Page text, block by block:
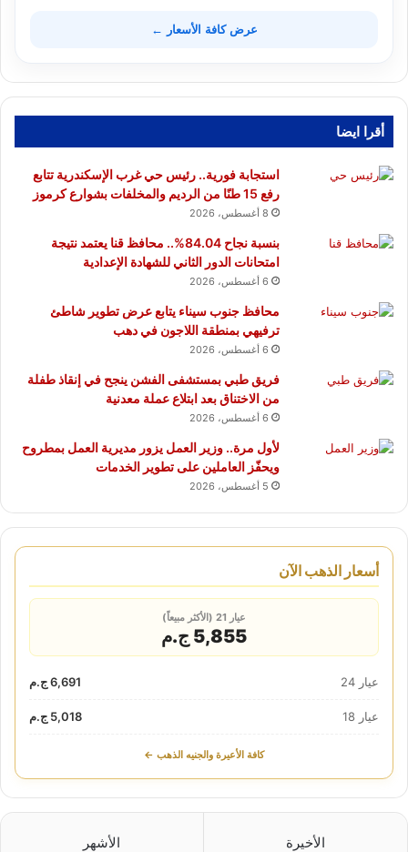
عرض كافة الأسعار ←
أقرا ايضا
استجابة فورية.. رئيس حي غرب الإسكندرية تتابع
رفع 15 طنًا من الرديم والمخلفات بشوارع كرموز
8 أغسطس، 2026
بنسبة نجاح 84.04%.. محافظ قنا يعتمد نتيجة
امتحانات الدور الثاني للشهادة الإعدادية
6 أغسطس، 2026
محافظ جنوب سيناء يتابع عرض تطوير شاطئ
ترفيهي بمنطقة اللاجون في دهب
6 أغسطس، 2026
فريق طبي بمستشفى الفشن ينجح في إنقاذ طفلة
من الاختناق بعد ابتلاع عملة معدنية
6 أغسطس، 2026
لأول مرة.. وزير العمل يزور مديرية العمل بمطروح
ويحفّز العاملين على تطوير الخدمات
5 أغسطس، 2026
أسعار الذهب الآن
عيار 21 (الأكثر مبيعاً)
5,855 ج.م
عيار 24 6,691 ج.م
عيار 18 5,018 ج.م
كافة الأعيرة والجنيه الذهب ←
الأخيرة الأشهر